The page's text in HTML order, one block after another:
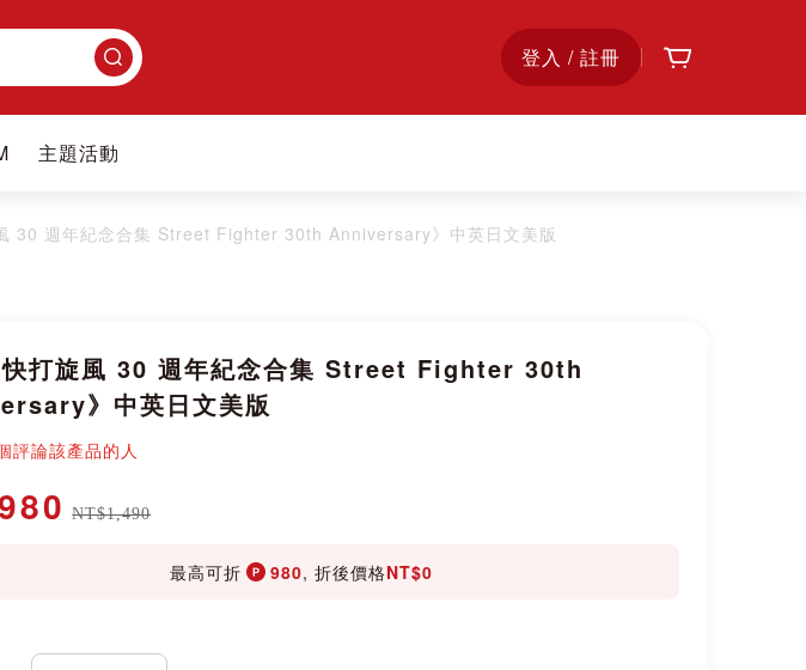
登入 / 註冊
搜
尋
主題活動
30 週年紀念合集 Street Fighter 30th Anniversary》中英日文美版
打旋風 30 週年紀念合集 Street Fighter 30th
》中英日文美版
評論該產品的人
NT$1,490
最高可折 980, 折後價格NT$0